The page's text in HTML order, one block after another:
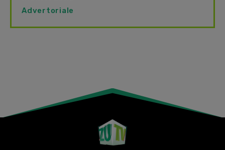
Advertoriale